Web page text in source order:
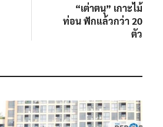
post:
“เต่าตนุ” เกาะไม้
ท่อน ฟักแล้วกว่า 20
ตัว